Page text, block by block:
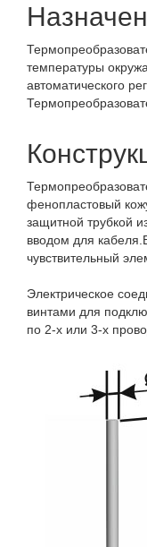
температуры
автоматического
фенопластовый
защитной трубкой
вводом для
чувствительный
Электрическое
винтами для
по 2-х или 3-х